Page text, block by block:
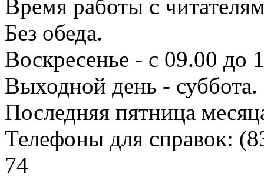
Время работы с
Без обеда.
Воскресенье - с 09.00 до
Выходной день - суббота.
Последняя пятница
Телефоны для справок:
74